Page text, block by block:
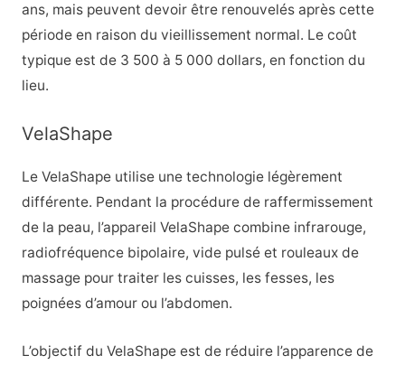
ans, mais peuvent devoir être renouvelés après cette
période en raison du vieillissement normal. Le coût
typique est de 3 500 à 5 000 dollars, en fonction du
lieu.
VelaShape
Le VelaShape utilise une technologie légèrement
différente. Pendant la procédure de raffermissement
de la peau, l’appareil VelaShape combine infrarouge,
radiofréquence bipolaire, vide pulsé et rouleaux de
massage pour traiter les cuisses, les fesses, les
poignées d’amour ou l’abdomen.
L’objectif du VelaShape est de réduire l’apparence de